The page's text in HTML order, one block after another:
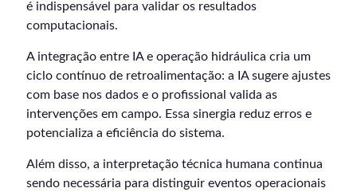
é indispensável para validar os resultados
computacionais.
A integração entre IA e operação hidráulica cria um
ciclo contínuo de retroalimentação: a IA sugere ajustes
com base nos dados e o profissional valida as
intervenções em campo. Essa sinergia reduz erros e
potencializa a eficiência do sistema.
Além disso, a interpretação técnica humana continua
sendo necessária para distinguir eventos operacionais